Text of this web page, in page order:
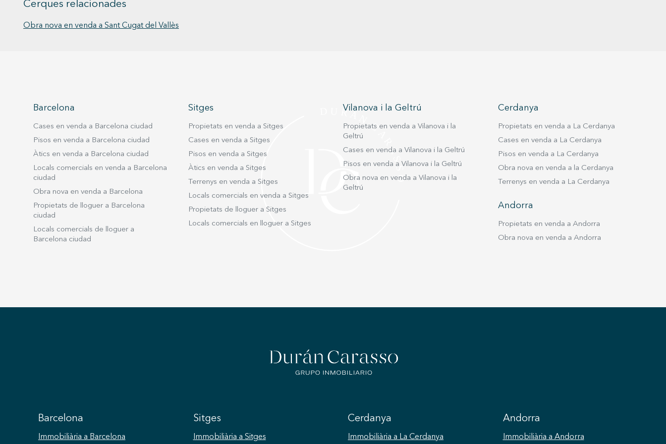
Cerques relacionades
Obra nova en venda a Sant Cugat del Vallès
Barcelona
Cases en venda a Barcelona ciudad
Pisos en venda a Barcelona ciudad
Àtics en venda a Barcelona ciudad
Locals comercials en venda a Barcelona
ciudad
Obra nova en venda a Barcelona
Propietats de lloguer a Barcelona
ciudad
Locals comercials de lloguer a
Barcelona ciudad
Sitges
Propietats en venda a Sitges
Cases en venda a Sitges
Pisos en venda a Sitges
Àtics en venda a Sitges
Terrenys en venda a Sitges
Locals comercials en venda a Sitges
Propietats de lloguer a Sitges
Locals comercials en lloguer a Sitges
Vilanova i la Geltrú
Propietats en venda a Vilanova i la
Geltrú
Cases en venda a Vilanova i la Geltrú
Pisos en venda a Vilanova i la Geltrú
Obra nova en venda a Vilanova i la
Geltrú
Cerdanya
Propietats en venda a La Cerdanya
Cases en venda a La Cerdanya
Pisos en venda a La Cerdanya
Obra nova en venda a la Cerdanya
Terrenys en venda a La Cerdanya
Andorra
Propietats en venda a Andorra
Obra nova en venda a Andorra
Barcelona
Immobiliària a Barcelona
Sitges
Immobiliària a Sitges
Cerdanya
Immobiliària a La Cerdanya
Andorra
Immobiliària a Andorra